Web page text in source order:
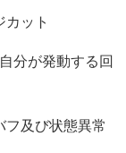
カット
分が発動する回
フ及び状態異常